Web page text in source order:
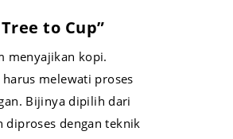
to Cup”
menyajikan kopi.
melewati proses
Bijinya dipilih dari
dengan teknik